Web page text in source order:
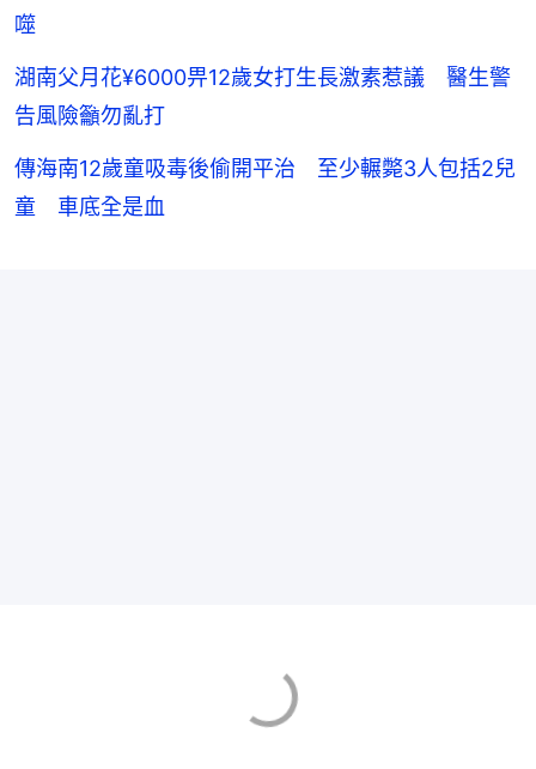
噬
湖南父月花¥6000畀12歲女打生長激素惹議 醫生警
告風險籲勿亂打
傳海南12歲童吸毒後偷開平治 至少輾斃3人包括2兒
童 車底全是血